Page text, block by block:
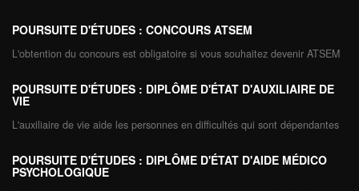
POURSUITE D'ÉTUDES : CONCOURS ATSEM
L'obtention du concours est obligatoire si vous souhaitez devenir ATSEM
POURSUITE D'ÉTUDES : DIPLÔME D'ÉTAT D'AUXILIAIRE DE
VIE
L'auxiliaire de vie aide les personnes en difficultés qui sont dépendantes
POURSUITE D'ÉTUDES : DIPLÔME D'ÉTAT D'AIDE MÉDICO
PSYCHOLOGIQUE